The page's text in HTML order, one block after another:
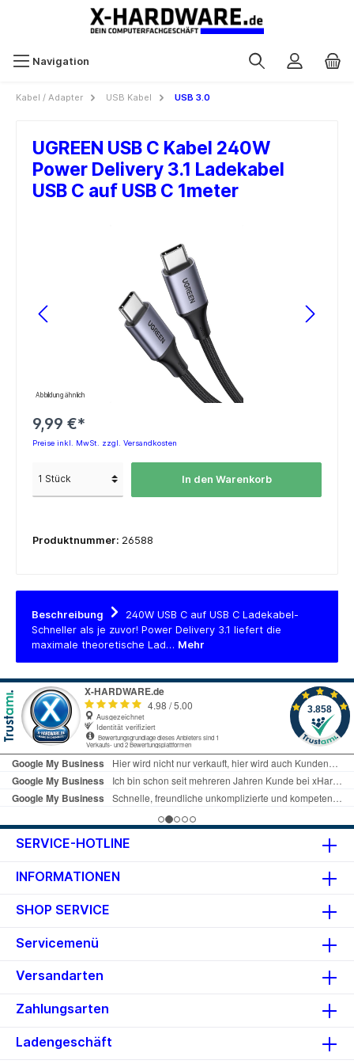
Navigation
Kabel / Adapter USB Kabel USB 3.0
UGREEN USB C Kabel 240W
Power Delivery 3.1 Ladekabel
USB C auf USB C 1meter
Abbildung ähnlich
9,99 €*
Preise inkl. MwSt. zzgl. Versandkosten
In den Warenkorb
Produktnummer: 26588
Beschreibung
240W USB C auf USB C Ladekabel-
Schneller als je zuvor! Power Delivery 3.1 liefert die
maximale theoretische Lad… Mehr
SERVICE-HOTLINE
INFORMATIONEN
SHOP SERVICE
Servicemenü
Versandarten
Zahlungsarten
Ladengeschäft